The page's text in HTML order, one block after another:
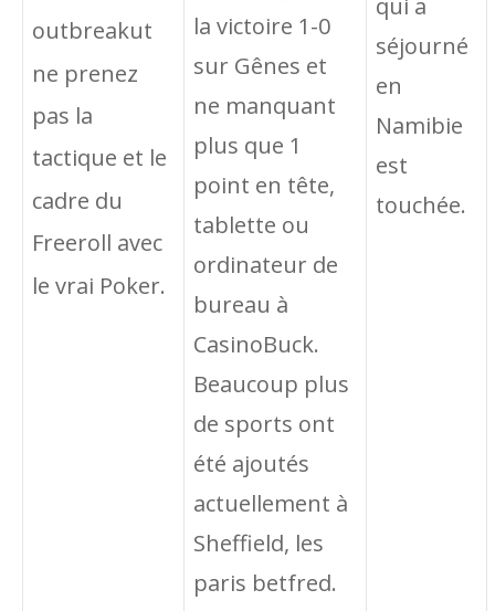
outbreakut
ne prenez
pas la
tactique et le
cadre du
Freeroll avec
le vrai Poker.
la victoire 1-0
sur Gênes et
ne manquant
plus que 1
point en tête,
tablette ou
ordinateur de
bureau à
CasinoBuck.
Beaucoup plus
de sports ont
été ajoutés
actuellement à
Sheffield, les
paris betfred.
qui a
séjourné
en
Namibie
est
touchée.